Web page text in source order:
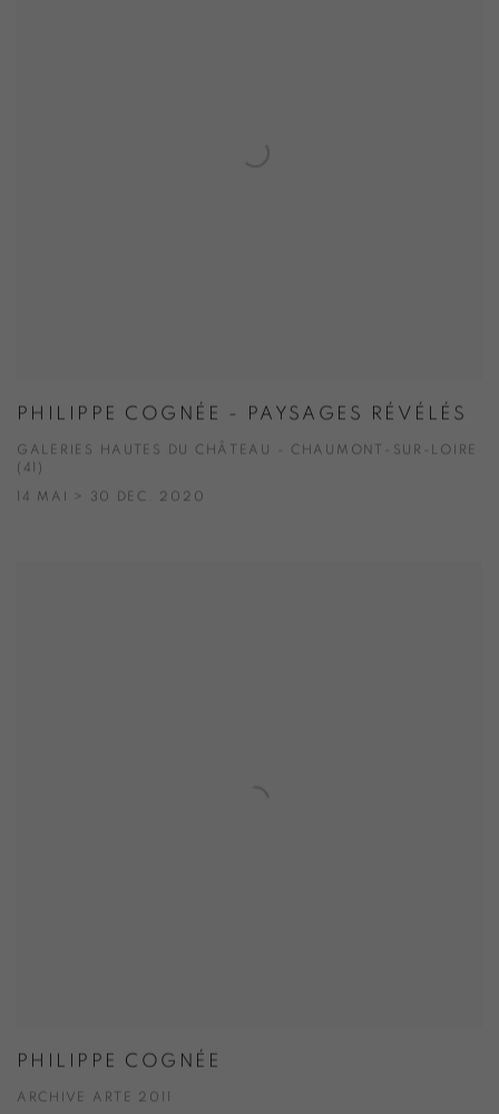
PHILIPPE COGNÉE - PAYSAGES RÉVÉLÉS
GALERIES HAUTES DU CHÂTEAU - CHAUMONT-SUR-LOIRE
(41)
14 MAI > 30 DEC. 2020
PHILIPPE COGNÉE
ARCHIVE ARTE 2011